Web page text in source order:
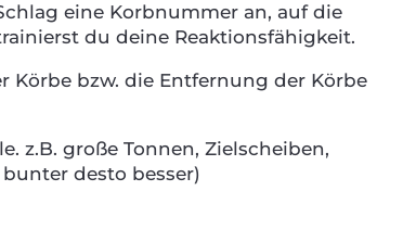
eine Korbnummer an, auf die
du deine Reaktionsfähigkeit.
Körbe bzw. die Entfernung der Körbe
z.B. große Tonnen, Zielscheiben,
desto besser)